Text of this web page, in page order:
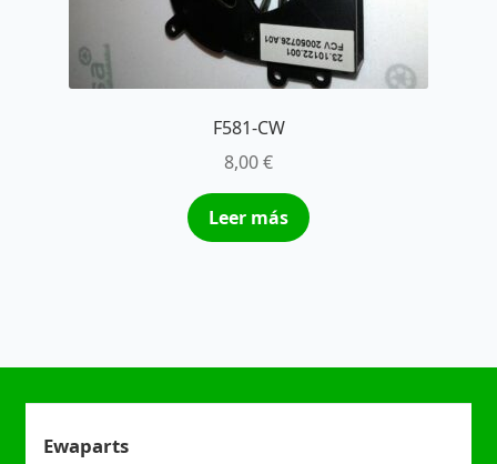
F581-CW
8,00€
Leer más
Ewaparts